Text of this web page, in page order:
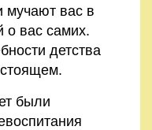
мучают вас в
о вас самих.
детства
были